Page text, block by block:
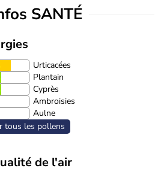
SANTÉ
Urticacées
Plantain
Cyprès
Ambroisies
Aulne
tous les pollens
de l'air